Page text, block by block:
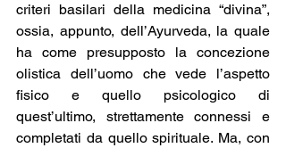
criteri basilari della medicina “divina”,
ossia, appunto, dell’Ayurveda, la quale
ha come presupposto la concezione
olistica dell’uomo che vede l’aspetto
fisico e quello psicologico di
quest’ultimo, strettamente connessi e
completati da quello spirituale. Ma, con